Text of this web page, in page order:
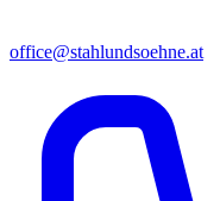
office@stahlundsoehne.at